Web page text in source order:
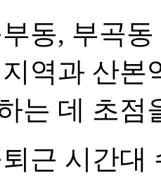
동, 부곡
역과 산본
는 데 초점
근 시간대